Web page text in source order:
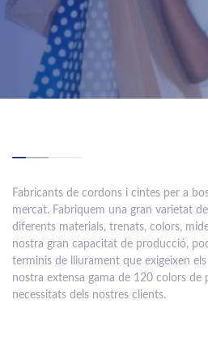
Fabricants de cordons i cintes per a
mercat. Fabriquem una gran varietat
diferents materials, trenats, colors,
nostra gran capacitat de producció,
terminis de lliurament que exigeixen
nostra extensa gama de 120 colors de
necessitats dels nostres clients.